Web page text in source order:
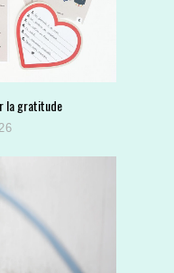
la gratitude